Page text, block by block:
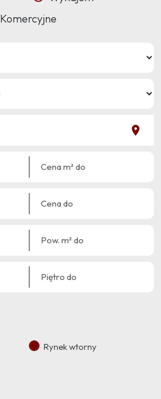
Komercyjne
Rynek wtorny